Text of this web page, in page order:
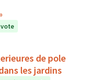
de pole
les jardins